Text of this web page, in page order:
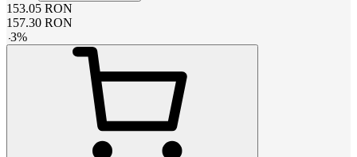
153.05 RON
157.30 RON
-3%